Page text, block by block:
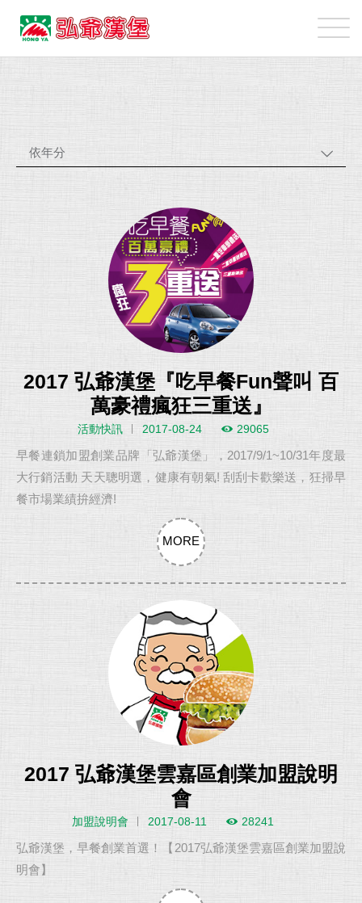
弘
爺
國
股
份
消
依年分
2017 弘爺漢堡『吃早餐Fun聲叫 百
萬豪禮瘋狂三重送』
活動快訊 2017-08-24 29065
早餐連鎖加盟創業品牌「弘爺漢堡」，2017/9/1~10/31年度最
大行銷活動 天天聰明選，健康有朝氣! 刮刮卡歡樂送，狂掃早
餐市場業績拚經濟!
MORE
2017 弘爺漢堡雲嘉區創業加盟說明
會
加盟說明會 2017-08-11 28241
弘爺漢堡，早餐創業首選！【2017弘爺漢堡雲嘉區創業加盟說
明會】